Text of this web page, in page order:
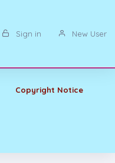
Sign in New User
Copyright Notice